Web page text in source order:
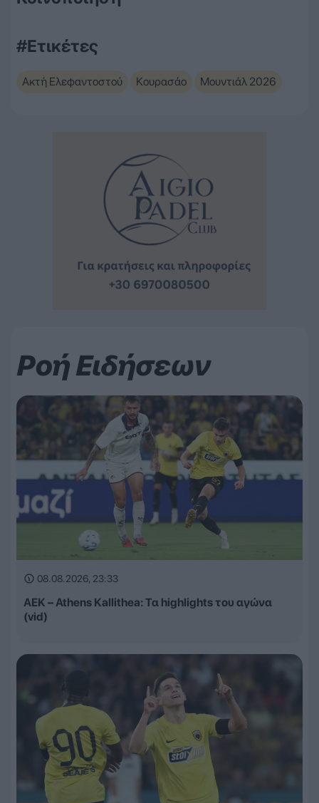
#Ετικέτες
Ακτή Ελεφαντοστού Κουρασάο Μουντιάλ 2026
Ροή Ειδήσεων
08.08.2026, 23:33
ΑΕΚ – Athens Kallithea: Τα highlights του αγώνα
(vid)